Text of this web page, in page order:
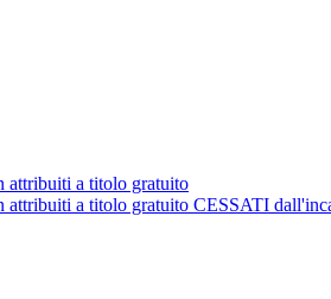
attribuiti a titolo gratuito
attribuiti a titolo gratuito CESSATI